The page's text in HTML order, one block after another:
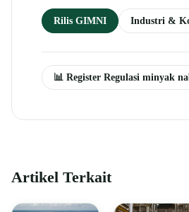
Rilis GIMNI Industri &
📊 Register Regulasi minyak
Artikel Terkait